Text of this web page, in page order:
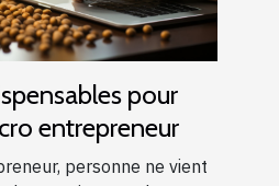
pour
entrepreneur
personne ne vient